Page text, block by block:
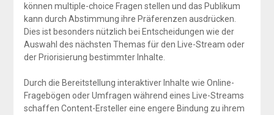
können multiple-choice Fragen stellen und das Publikum
kann durch Abstimmung ihre Präferenzen ausdrücken.
Dies ist besonders nützlich bei Entscheidungen wie der
Auswahl des nächsten Themas für den Live-Stream oder
der Priorisierung bestimmter Inhalte.
Durch die Bereitstellung interaktiver Inhalte wie Online-
Fragebögen oder Umfragen während eines Live-Streams
schaffen Content-Ersteller eine engere Bindung zu ihrem